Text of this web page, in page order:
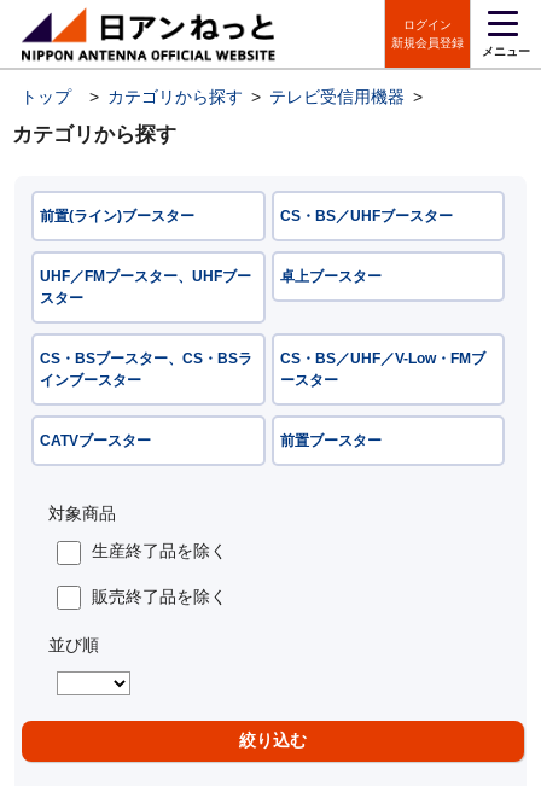
ログイン
新規会員登録
メニュー
カテゴリから探す
トップ > カテゴリから探す > テレビ受信用機器 >
前置(ライン)ブースター CS・BS／UHFブースター
UHF／FMブースター、UHFブー
スター
卓上ブースター
CS・BSブースター、CS・BSラ
インブースター
CS・BS／UHF／V-Low・FMブ
ースター
CATVブースター 前置ブースター
対象商品
生産終了品を除く
販売終了品を除く
並び順